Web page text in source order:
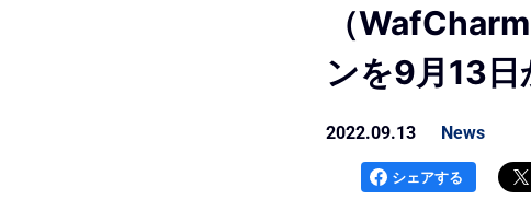
（
ンを9月13日
2022.09.13 News
シェアする